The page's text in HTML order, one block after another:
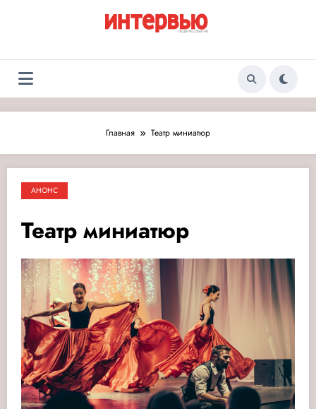
Журнал «Интервью:
Люди и события»
Люди и события
Главная Театр миниатюр
АНОНС
Театр миниатюр